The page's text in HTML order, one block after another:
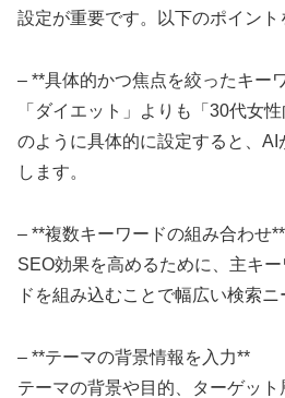
設定が重要です。以下のポイント
– **具体的かつ焦点を絞ったキー
「ダイエット」よりも「30代女
のように具体的に設定すると、
します。
– **複数キーワードの組み合わせ**
SEO効果を高めるために、主キ
ドを組み込むことで幅広い検索ニ
– **テーマの背景情報を入力**
テーマの背景や目的、ターゲッ